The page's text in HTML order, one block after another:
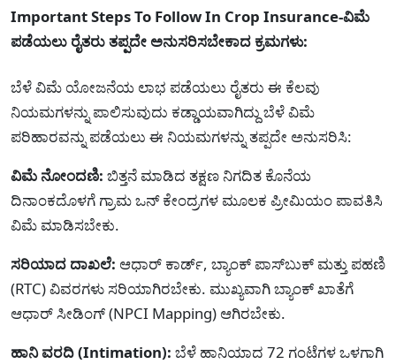
Important Steps To Follow In Crop Insurance-ವಿಮೆ
ಪಡೆಯಲು ರೈತರು ತಪ್ಪದೇ ಅನುಸರಿಸಬೇಕಾದ ಕ್ರಮಗಳು:
ಬೆಳೆ ವಿಮೆ ಯೋಜನೆಯ ಲಾಭ ಪಡೆಯಲು ರೈತರು ಈ ಕೆಲವು
ನಿಯಮಗಳನ್ನು ಪಾಲಿಸುವುದು ಕಡ್ಡಾಯವಾಗಿದ್ದು ಬೆಳೆ ವಿಮೆ
ಪರಿಹಾರವನ್ನು ಪಡೆಯಲು ಈ ನಿಯಮಗಳನ್ನು ತಪ್ಪದೇ ಅನುಸರಿಸಿ:
ವಿಮೆ ನೋಂದಣಿ: ಬಿತ್ತನೆ ಮಾಡಿದ ತಕ್ಷಣ ನಿಗದಿತ ಕೊನೆಯ
ದಿನಾಂಕದೊಳಗೆ ಗ್ರಾಮ ಒನ್ ಕೇಂದ್ರಗಳ ಮೂಲಕ ಪ್ರೀಮಿಯಂ ಪಾವತಿಸಿ
ವಿಮೆ ಮಾಡಿಸಬೇಕು.
ಸರಿಯಾದ ದಾಖಲೆ: ಆಧಾರ್ ಕಾರ್ಡ್, ಬ್ಯಾಂಕ್ ಪಾಸ್‌ಬುಕ್ ಮತ್ತು ಪಹಣಿ
(RTC) ವಿವರಗಳು ಸರಿಯಾಗಿರಬೇಕು. ಮುಖ್ಯವಾಗಿ ಬ್ಯಾಂಕ್ ಖಾತೆಗೆ
ಆಧಾರ್ ಸೀಡಿಂಗ್ (NPCI Mapping) ಆಗಿರಬೇಕು.
ಹಾನಿ ವರದಿ (Intimation): ಬೆಳೆ ಹಾನಿಯಾದ 72 ಗಂಟೆಗಳ ಒಳಗಾಗಿ